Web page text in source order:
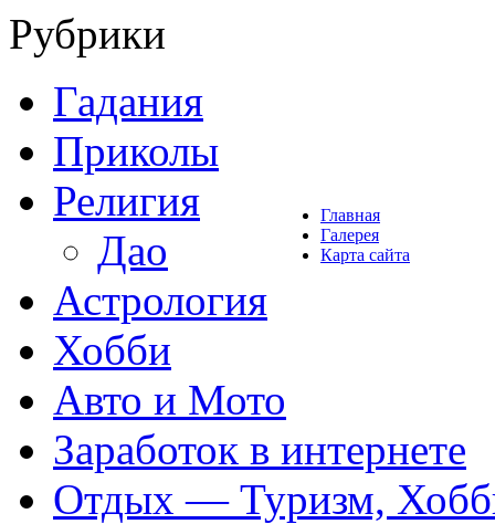
Главная
Галерея
Карта сайта
Рубрики
Гадания
Приколы
Религия
Дао
Астрология
Хобби
Авто и Мото
Заработок в интернете
Отдых — Туризм,